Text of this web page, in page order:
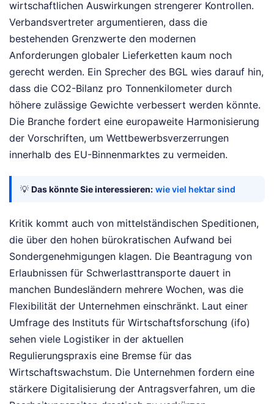
wirtschaftlichen Auswirkungen strengerer Kontrollen.
Verbandsvertreter argumentieren, dass die
bestehenden Grenzwerte den modernen
Anforderungen globaler Lieferketten kaum noch
gerecht werden. Ein Sprecher des BGL wies darauf hin,
dass die CO2-Bilanz pro Tonnenkilometer durch
höhere zulässige Gewichte verbessert werden könnte.
Die Branche fordert eine europaweite Harmonisierung
der Vorschriften, um Wettbewerbsverzerrungen
innerhalb des EU-Binnenmarktes zu vermeiden.
💡 Das könnte Sie interessieren: wie viel hektar sind
Kritik kommt auch von mittelständischen Speditionen,
die über den hohen bürokratischen Aufwand bei
Sondergenehmigungen klagen. Die Beantragung von
Erlaubnissen für Schwerlasttransporte dauert in
manchen Bundesländern mehrere Wochen, was die
Flexibilität der Unternehmen einschränkt. Laut einer
Umfrage des Instituts für Wirtschaftsforschung (ifo)
sehen viele Logistiker in der aktuellen
Regulierungspraxis eine Bremse für das
Wirtschaftswachstum. Die Unternehmen fordern eine
stärkere Digitalisierung der Antragsverfahren, um die